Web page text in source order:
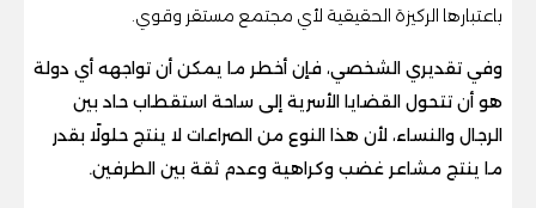
باعتبارها الركيزة الحقيقية لأي مجتمع مستقر وقوي.
وفي تقديري الشخصي، فإن أخطر ما يمكن أن تواجهه أي دولة
هو أن تتحول القضايا الأسرية إلى ساحة استقطاب حاد بين
الرجال والنساء، لأن هذا النوع من الصراعات لا ينتج حلولًا بقدر
ما ينتج مشاعر غضب وكراهية وعدم ثقة بين الطرفين.